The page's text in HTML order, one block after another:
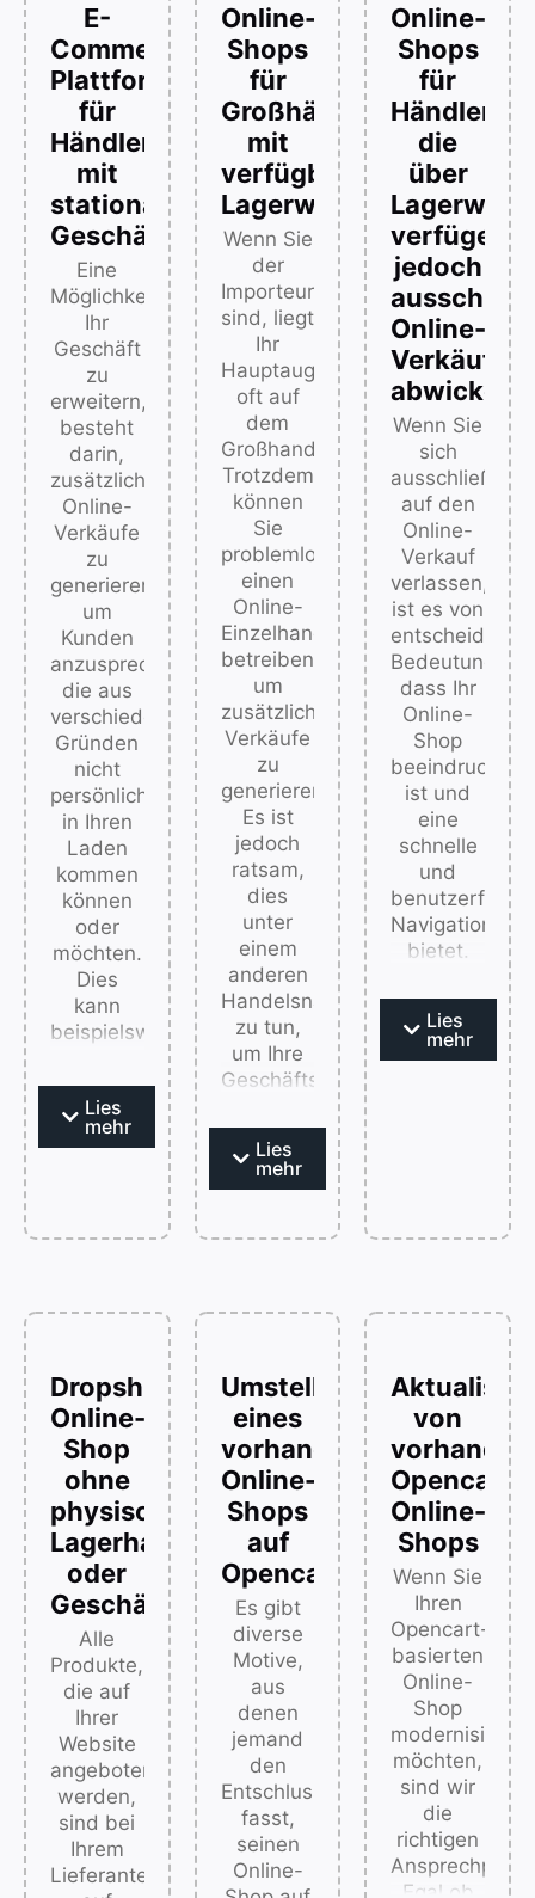
E-
Commerce-
Plattformen
für
Händler
mit
stationären
Geschäften
Eine
Möglichkeit,
Ihr
Geschäft
zu
erweitern,
besteht
darin,
zusätzliche
Online-
Verkäufe
zu
generieren,
um
Kunden
anzusprechen,
die aus
verschiedenen
Gründen
nicht
persönlich
in Ihren
Laden
kommen
können
oder
möchten.
Dies
kann
beispielsweise
von
Entfernung
oder
Standortbeschränkungen
weiterer
darin,
Kunden
vor ihrem
Besuch in
Ihrem
Ladengeschäft
besser
informiert
sind und
nach
dem
Durchsuchen
Ihres
Online-
Katalogs
in Ihrem
Online-
Shop
leichter
einen
Kauf
Lies
mehr
Online-
Shops
für
Großhändler
mit
verfügbarer
Lagerware
Wenn Sie
der
Importeur
sind, liegt
Ihr
Hauptaugenmerk
oft auf
dem
Großhandelsverkauf.
Trotzdem
können
Sie
problemlos
einen
Online-
Einzelhandel
betreiben,
um
zusätzliche
Verkäufe
zu
generieren.
Es ist
jedoch
ratsam,
dies
unter
einem
anderen
Handelsnamen
zu tun,
um Ihre
Geschäftspartner
verärgern.
Mit Ihrem
Handelsnamen
wir einen
Shop
Business)
speziell
für
Großkunden
erstellen.
Dieser
Shop
dient als
Plattform
zur
Annahme
und
Bearbeitung
von
Bestellungen.
Die
Preise
der
Produkte
Lies
mehr
Online-
Shops
für
Händler,
die
über
Lagerware
verfügen,
jedoch
Online-
Verkäufe
abwickeln.
Wenn Sie
sich
ausschließlich
auf den
Online-
Verkauf
verlassen,
ist es von
Bedeutung,
dass Ihr
Online-
Shop
beeindruckend
ist und
eine
schnelle
und
Navigation
bietet.
konzentrieren
uns
darauf,
ansprechende
dass die
geladen
unabhängig
davon,
ob Sie 10
oder
100.000
Produkte
verkaufen.
Unser
Ziel ist
es, den
Bestellvorgang
so
einfach
wie
möglich
zu
gestalten.
Lies
mehr
Dropshipping-
Online-
Shop
ohne
physische
Lagerhaltung
oder
Geschäftslokal
Alle
Produkte,
die auf
Ihrer
Website
angeboten
werden,
sind bei
Ihrem
Lieferanten
Umstellung
eines
vorhandenen
Online-
Shops
auf
Opencart
Es gibt
diverse
Motive,
aus
denen
jemand
den
Entschluss
fasst,
seinen
Online-
von
Opencart
Online-
Shops
Wenn Sie
Ihren
Opencart-
basierten
Online-
Shop
modernisieren
möchten,
sind wir
die
richtigen
Egal ob